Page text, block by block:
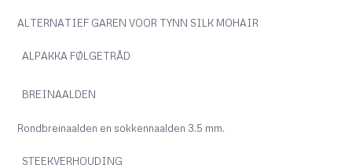
ALTERNATIEF GAREN VOOR TYNN SILK MOHAIR
ALPAKKA FØLGETRÅD
BREINAALDEN
Rondbreinaalden en sokkennaalden 3.5 mm.
STEEKVERHOUDING